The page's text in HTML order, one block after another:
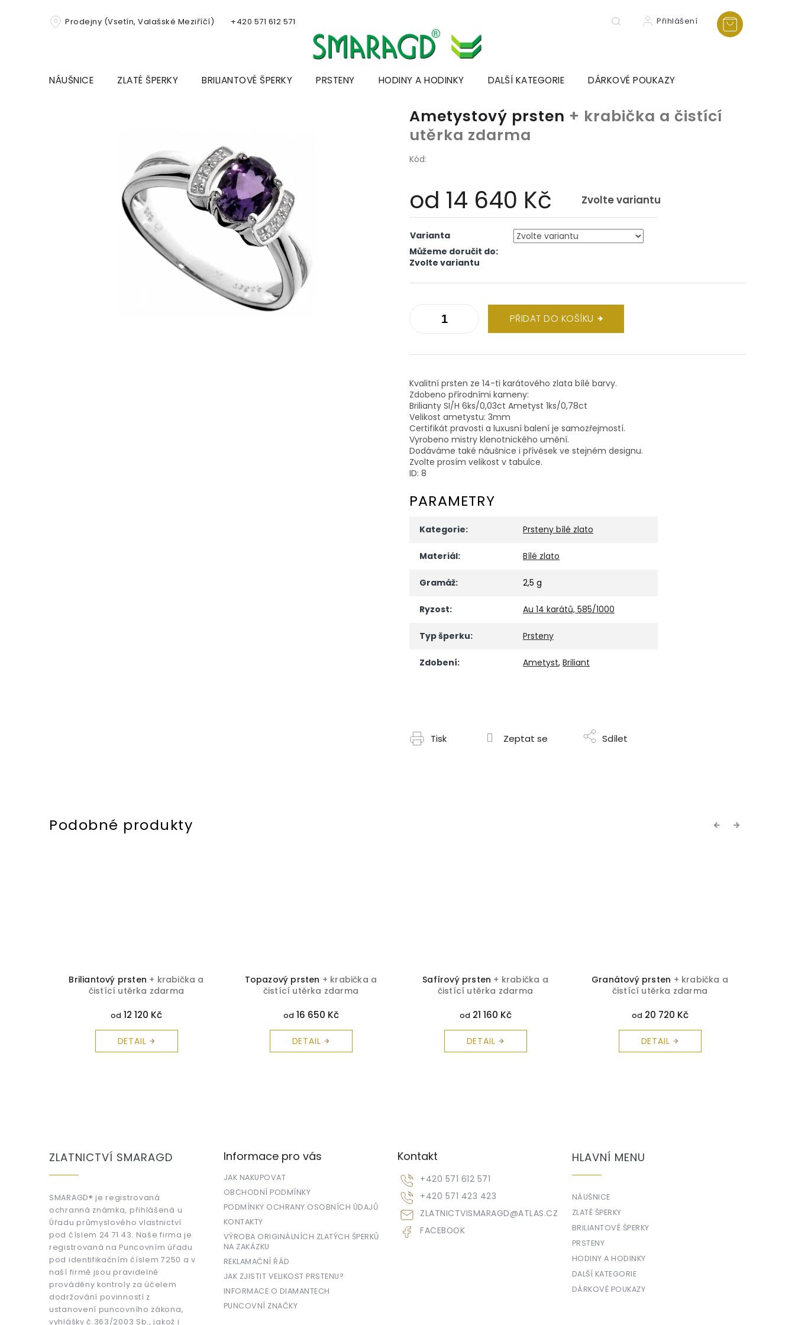
Prodejny (Vsetín, Valašské Meziříčí) +420 571 612 571 Přihlášení
NÁUŠNICE ZLATÉ ŠPERKY BRILIANTOVÉ ŠPERKY PRSTENY HODINY A HODINKY DALŠÍ KATEGORIE DÁRKOVÉ POUKAZY
Ametystový prsten + krabička a čistící
utěrka zdarma
Kód:
od 14 640 Kč Zvolte variantu
cena:
Varianta
Můžeme doručit do:
Zvolte variantu
PŘIDAT DO KOŠÍKU
Kvalitní prsten ze 14-ti karátového zlata bílé barvy.
Zdobeno přírodními kameny:
Brilianty SI/H 6ks/0,03ct Ametyst 1ks/0,78ct
Velikost ametystu: 3mm
Certifikát pravosti a luxusní balení je samozřejmostí.
Vyrobeno mistry klenotnického umění.
Dodáváme také náušnice i přívěsek ve stejném designu.
Zvolte prosím velikost v tabulce.
ID: 8
PARAMETRY
Kategorie: Prsteny bílé zlato
Materiál: Bílé zlato
Gramáž: 2,5 g
Ryzost: Au 14 karátů, 585/1000
Typ šperku: Prsteny
Zdobení: Ametyst, Briliant
Tisk Zeptat se Sdílet
Previous
Briliantový prsten + krabička a
čistící utěrka zdarma
od 12 120 Kč
DETAIL
Topazový prsten + krabička a
čistící utěrka zdarma
od16 650 Kč
DETAIL
Safírový prsten + krabička a
čistící utěrka zdarma
od21 160 Kč
DETAIL
Granátový prsten + krabička a
čistící utěrka zdarma
od20 720 Kč
DETAIL
Next
ZLATNICTVÍ SMARAGD
SMARAGD® je registrovaná
ochranná známka, přihlášená u
Úřadu průmyslového vlastnictví
pod číslem 24 71 43. Naše firma je
registrovaná na Puncovním úřadu
pod identifikačním číslem 7250 a v
naší firmě jsou pravidelně
prováděny kontroly za účelem
dodržování povinností z
ustanovení puncovního zákona,
vyhlášky č.363/2003 Sb., jakož i
Informace pro vás
JAK NAKUPOVAT
OBCHODNÍ PODMÍNKY
PODMÍNKY OCHRANY OSOBNÍCH ÚDAJŮ
KONTAKTY
VÝROBA ORIGINÁLNÍCH ZLATÝCH ŠPERKŮ
NA ZAKÁZKU
REKLAMAČNÍ ŘÁD
JAK ZJISTIT VELIKOST PRSTENU?
INFORMACE O DIAMANTECH
PUNCOVNÍ ZNAČKY
Kontakt
ZLATNICTVISMARAGD@ATLAS.CZ
+420 571 612 571
+420 571 423 423
FACEBOOK
HLAVNÍ MENU
NÁUŠNICE
ZLATÉ ŠPERKY
BRILIANTOVÉ ŠPERKY
PRSTENY
HODINY A HODINKY
DALŠÍ KATEGORIE
DÁRKOVÉ POUKAZY